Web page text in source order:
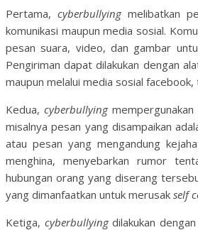
Pertama, cyberbullyingmelibatkan
komunikasi maupun media sosial.
pesan suara, video, dan gambar
Pengiriman dapat dilakukan dengan
maupun melalui media sosial
Kedua,cyberbullying
misalnya pesan yang disampaikan
atau pesan yang mengandung
menghina, menyebarkan rumor
hubungan orang yang diserang
yang dimanfaatkan untuk merusak self
Ketiga, cyberbullying dilakukan